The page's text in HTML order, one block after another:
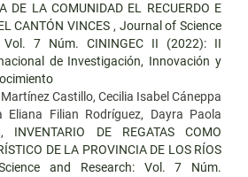
DE LA COMUNIDAD EL RECUERDO E
CANTÓN VINCES , Journal of Science
Vol. 7 Núm. CININGEC II (2022): II
de Investigación, Innovación y
Castillo, Cecilia Isabel Cáneppa
Eliana Filian Rodríguez, Dayra Paola
INVENTARIO DE REGATAS COMO
DE LA PROVINCIA DE LOS RÍOS
and Research: Vol. 7 Núm.